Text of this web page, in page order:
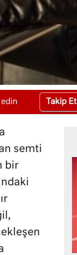
Takip Et
semti
bir